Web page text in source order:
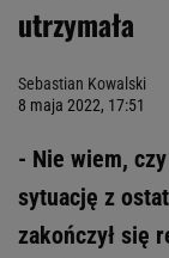
utrzymała
Sebastian Kowalski
8 maja 2022, 17:51
- Nie wiem,
sytuację z
zakończył się